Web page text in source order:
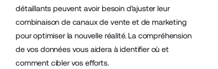
détaillants peuvent avoir besoin d'ajuster leur
combinaison de canaux de vente et de marketing
pour optimiser la nouvelle réalité. La compréhension
de vos données vous aidera à identifier où et
comment cibler vos efforts.